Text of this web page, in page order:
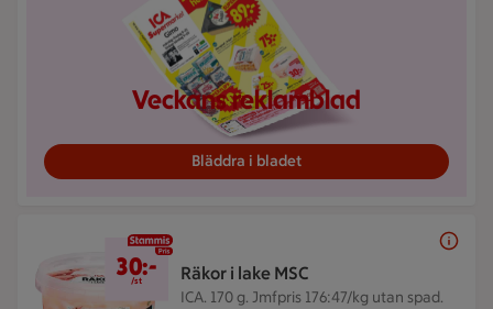
Veckans reklamblad
Bläddra i bladet
Räkor i lake MSC
ICA. 170 g. Jmfpris 176:47/kg utan spad.
30 kr/st
30:-
/st